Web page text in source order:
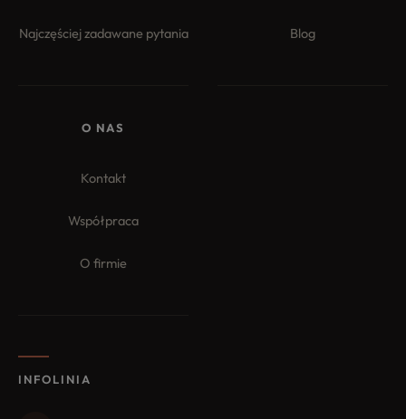
Najczęściej zadawane pytania Blog
O NAS
Kontakt
Współpraca
O firmie
INFOLINIA